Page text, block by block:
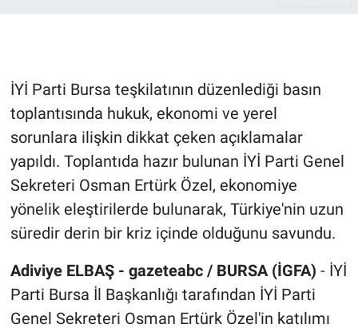
İYİ Parti Bursa teşkilatının düzenlediği basın
toplantısında hukuk, ekonomi ve yerel
sorunlara ilişkin dikkat çeken açıklamalar
yapıldı. Toplantıda hazır bulunan İYİ Parti Genel
Sekreteri Osman Ertürk Özel, ekonomiye
yönelik eleştirilerde bulunarak, Türkiye'nin uzun
süredir derin bir kriz içinde olduğunu savundu.
Adiviye ELBAŞ - gazeteabc / BURSA (İGFA) - İYİ
Parti Bursa İl Başkanlığı tarafından İYİ Parti
Genel Sekreteri Osman Ertürk Özel'in katılımı